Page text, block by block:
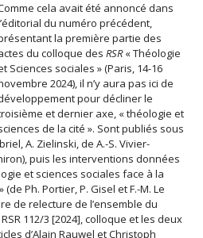
cela avait été annoncé dans
du numéro précédent,
la première partie des
du colloque des RSR« Théologie
Sciences sociales » (Paris, 14-16
2024), il n’y aura pas ici de
pour décliner le
et dernier axe, « théologie et
de la cité ». Sont publiés sous
A. Zielinski, de A.-S. Vivier-
puis les interventions données
et sciences sociales face à la
Ph. Portier, P. Gisel et F.-M. Le
de relecture de l’ensemble du
112/3 [2024], colloque et les deux
d’Alain Rauwel et Christoph